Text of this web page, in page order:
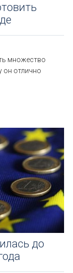
множество
он отлично
до